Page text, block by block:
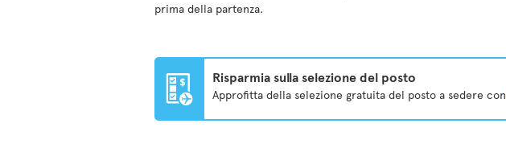
prima della partenza.
Risparmia sulla selezione del posto
Approfitta della selezione gratuita del posto a sedere con